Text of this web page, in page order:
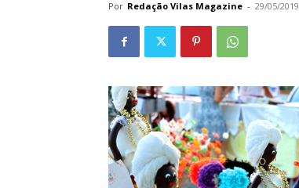
Por Redação Vilas Magazine - 29/05/2019